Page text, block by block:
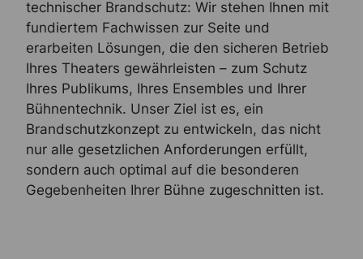
technischer Brandschutz: Wir stehen Ihnen mit
fundiertem Fachwissen zur Seite und
erarbeiten Lösungen, die den sicheren Betrieb
Ihres Theaters gewährleisten – zum Schutz
Ihres Publikums, Ihres Ensembles und Ihrer
Bühnentechnik. Unser Ziel ist es, ein
Brandschutzkonzept zu entwickeln, das nicht
nur alle gesetzlichen Anforderungen erfüllt,
sondern auch optimal auf die besonderen
Gegebenheiten Ihrer Bühne zugeschnitten ist.